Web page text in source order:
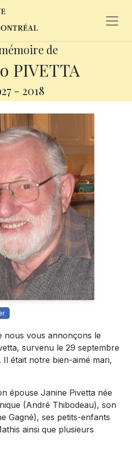
de
PIVETTA
- 2018
nous vous annonçons le
survenu le 29 septembre
Il était notre bien-aimé mari,
épouse Janine Pivetta née
(André Thibodeau), son
Gagné), ses petits-enfants
ainsi que plusieurs